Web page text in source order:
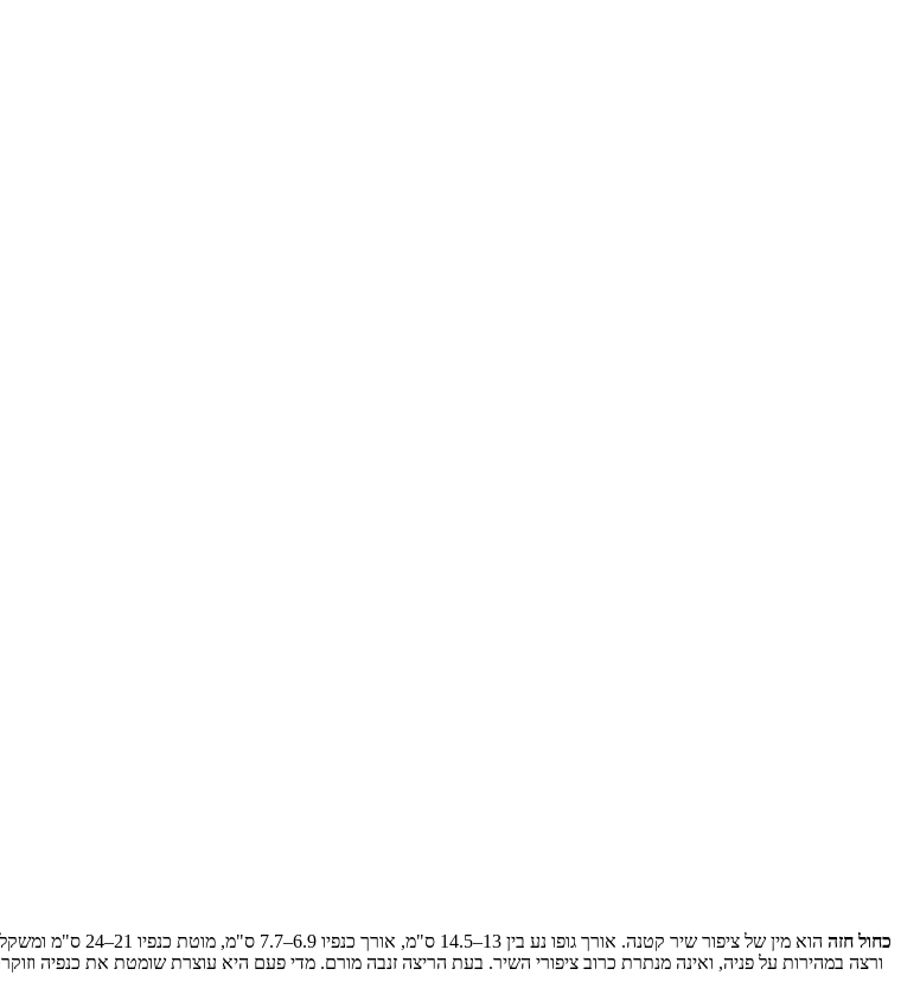
כחול חזה
ורצה במהירות על פניה, ואינה מנתרת כרוב ציפורי השיר. בעת הריצה זנבה מורם. מדי פעם היא עוצרת שומטת את כנפיה